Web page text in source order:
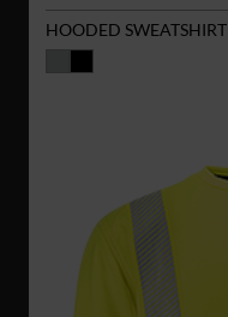
HOODED SWEATSHIRT